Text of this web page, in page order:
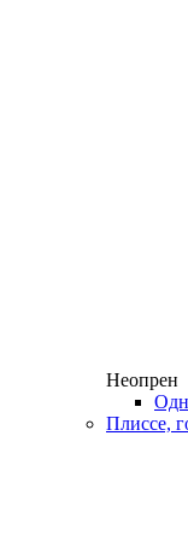
Неопрен
Плиссе,